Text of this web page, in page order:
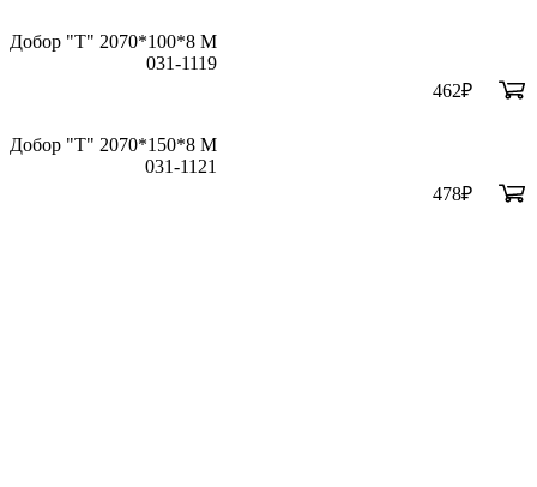
Добор "Т" 2070*100*8 М
031-1119
462₽
Добор "Т" 2070*150*8 М
031-1121
478₽